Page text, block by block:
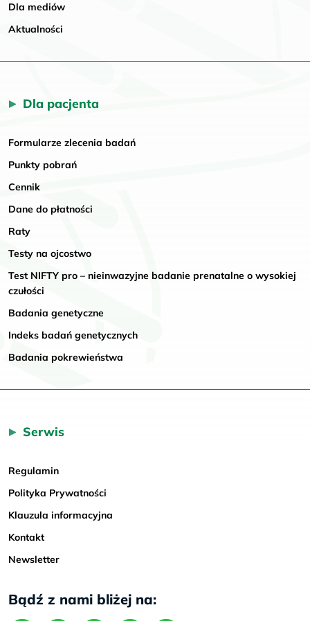
Dla mediów
Aktualności
Dla pacjenta
Formularze zlecenia badań
Punkty pobrań
Cennik
Dane do płatności
Raty
Testy na ojcostwo
Test NIFTY pro – nieinwazyjne badanie prenatalne o wysokiej
czułości
Badania genetyczne
Indeks badań genetycznych
Badania pokrewieństwa
Serwis
Regulamin
Polityka Prywatności
Klauzula informacyjna
Kontakt
Newsletter
Bądź z nami bliżej na: